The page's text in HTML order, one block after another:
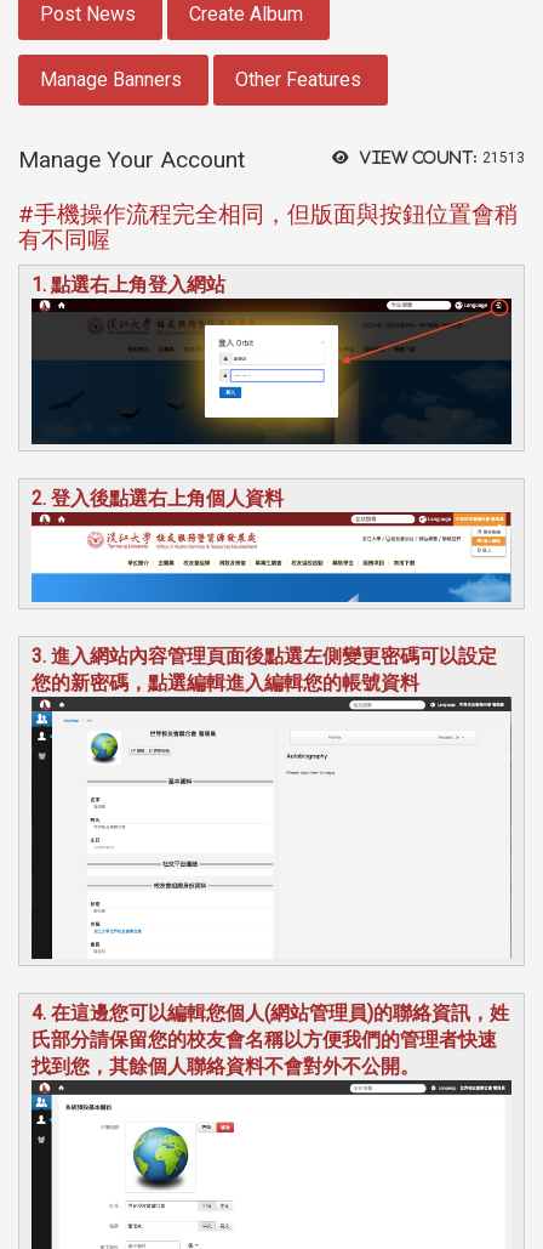
Post News Create Album
Manage Banners Other Features
View count: 21513
Manage Your Account
#手機操作流程完全相同，但版面與按鈕位置會稍
有不同喔
1. 點選右上角登入網站
2. 登入後點選右上角個人資料
3. 進入網站內容管理頁面後點選左側變更密碼可以設定
您的新密碼，點選編輯進入編輯您的帳號資料
4. 在這邊您可以編輯您個人(網站管理員)的聯絡資訊，姓
氏部分請保留您的校友會名稱以方便我們的管理者快速
找到您，其餘個人聯絡資料不會對外不公開。